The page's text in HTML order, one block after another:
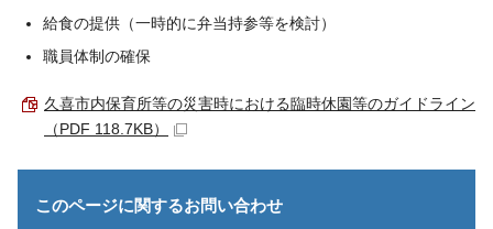
給食の提供（一時的に弁当持参等を検討）
職員体制の確保
久喜市内保育所等の災害時における臨時休園等のガイドライン
（PDF 118.7KB）
このページに関するお問い合わせ